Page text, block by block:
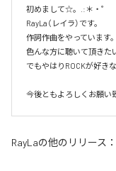
初めまして☆。.:＊・゜
RayLa（レイラ）です。
作詞作曲をやっています
色んな方に聴いて頂きた
でもやはりROCKが好き
今後ともよろしくお願
RayLaの他のリリース：